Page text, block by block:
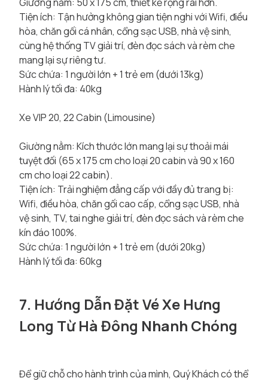
Tiện ích: Tận hưởng không gian tiện nghi với Wifi, điều
hòa, chăn gối cá nhân, cổng sạc USB, nhà vệ sinh,
cùng hệ thống TV giải trí, đèn đọc sách và rèm che
mang lại sự riêng tư.
Sức chứa: 1 người lớn + 1 trẻ em (dưới 13kg)
Hành lý tối đa: 40kg
Xe VIP 20, 22 Cabin (Limousine)
Giường nằm: Kích thước lớn mang lại sự thoải mái
tuyệt đối (65 x 175 cm cho loại 20 cabin và 90 x 160
cm cho loại 22 cabin).
Tiện ích: Trải nghiệm đẳng cấp với đầy đủ trang bị:
Wifi, điều hòa, chăn gối cao cấp, cổng sạc USB, nhà
vệ sinh, TV, tai nghe giải trí, đèn đọc sách và rèm che
kín đáo 100%.
Sức chứa: 1 người lớn + 1 trẻ em (dưới 20kg)
Hành lý tối đa: 60kg
7. Hướng Dẫn Đặt Vé Xe Hưng
Long Từ Hà Đông Nhanh Chóng
Để giữ chỗ cho hành trình của mình, Quý Khách có thể